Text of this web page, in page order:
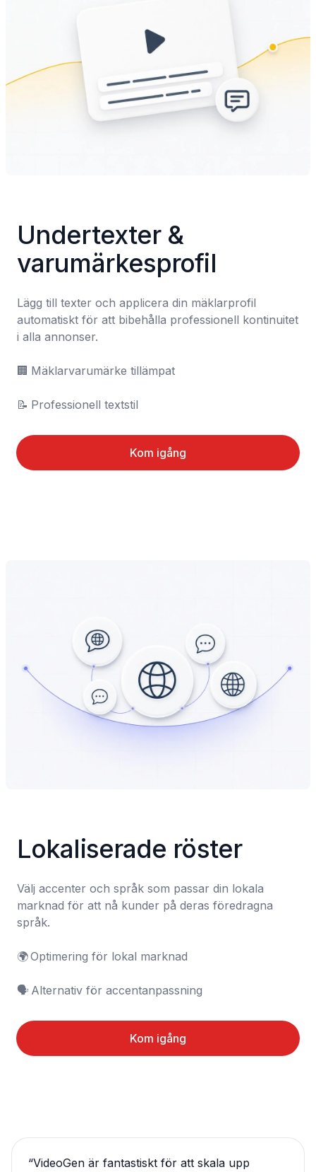
Undertexter &
varumärkesprofil
Lägg till texter och applicera din mäklarprofil
automatiskt för att bibehålla professionell kontinuitet
i alla annonser.
🏢	Mäklarvarumärke tillämpat
📝	Professionell textstil
Kom igång
Lokaliserade röster
Välj accenter och språk som passar din lokala
marknad för att nå kunder på deras föredragna
språk.
🌍 Optimering för lokal marknad
🗣️ Alternativ för accentanpassning
Kom igång
“VideoGen är fantastiskt för att skala upp